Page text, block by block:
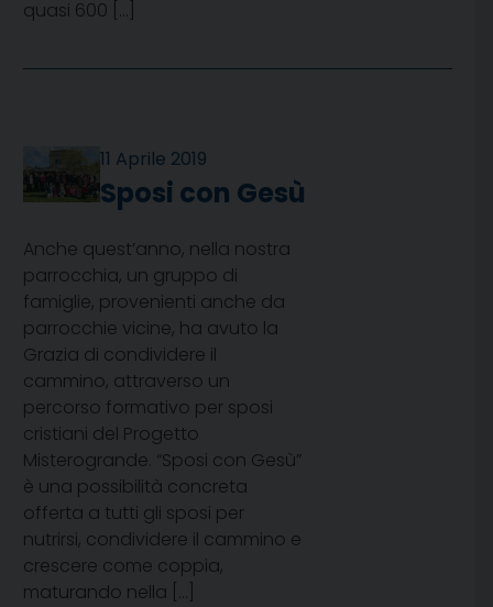
quasi 600 […]
11 Aprile 2019
Sposi con Gesù
Anche quest’anno, nella nostra
parrocchia, un gruppo di
famiglie, provenienti anche da
parrocchie vicine, ha avuto la
Grazia di condividere il
cammino, attraverso un
percorso formativo per sposi
cristiani del Progetto
Misterogrande. “Sposi con Gesù”
è una possibilità concreta
offerta a tutti gli sposi per
nutrirsi, condividere il cammino e
crescere come coppia,
maturando nella […]